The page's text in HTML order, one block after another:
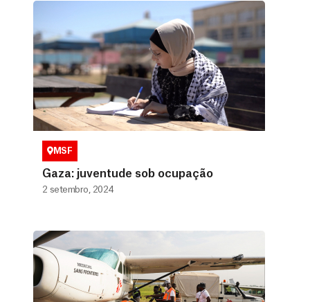
MSF
Gaza: juventude sob ocupação
2 setembro, 2024